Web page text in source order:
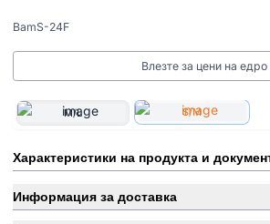
BamS-24F
Влезте за цени на едро
M/L S/M
Характеристики на продукта и
Информация за доставка